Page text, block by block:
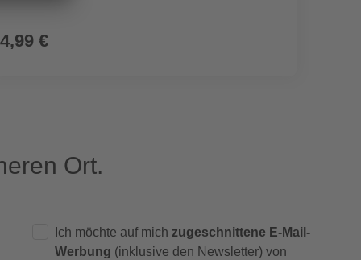
4,99 €
Ort.
Ich möchte auf mich zugeschnittene E-Mail-
Werbung (inklusive den Newsletter) von